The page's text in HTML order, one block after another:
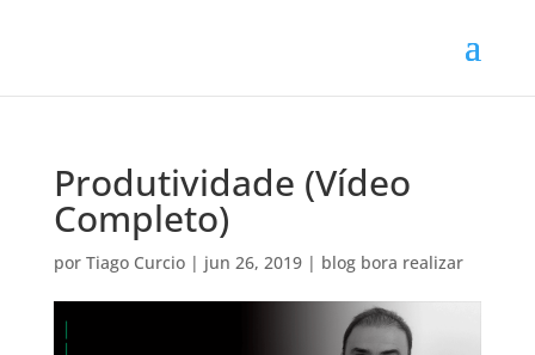
Produtividade (Vídeo
Completo)
por Tiago Curcio| jun 26, 2019| blog bora realizar